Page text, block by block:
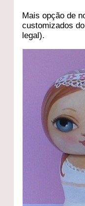
Mais opção de
customizados
legal).